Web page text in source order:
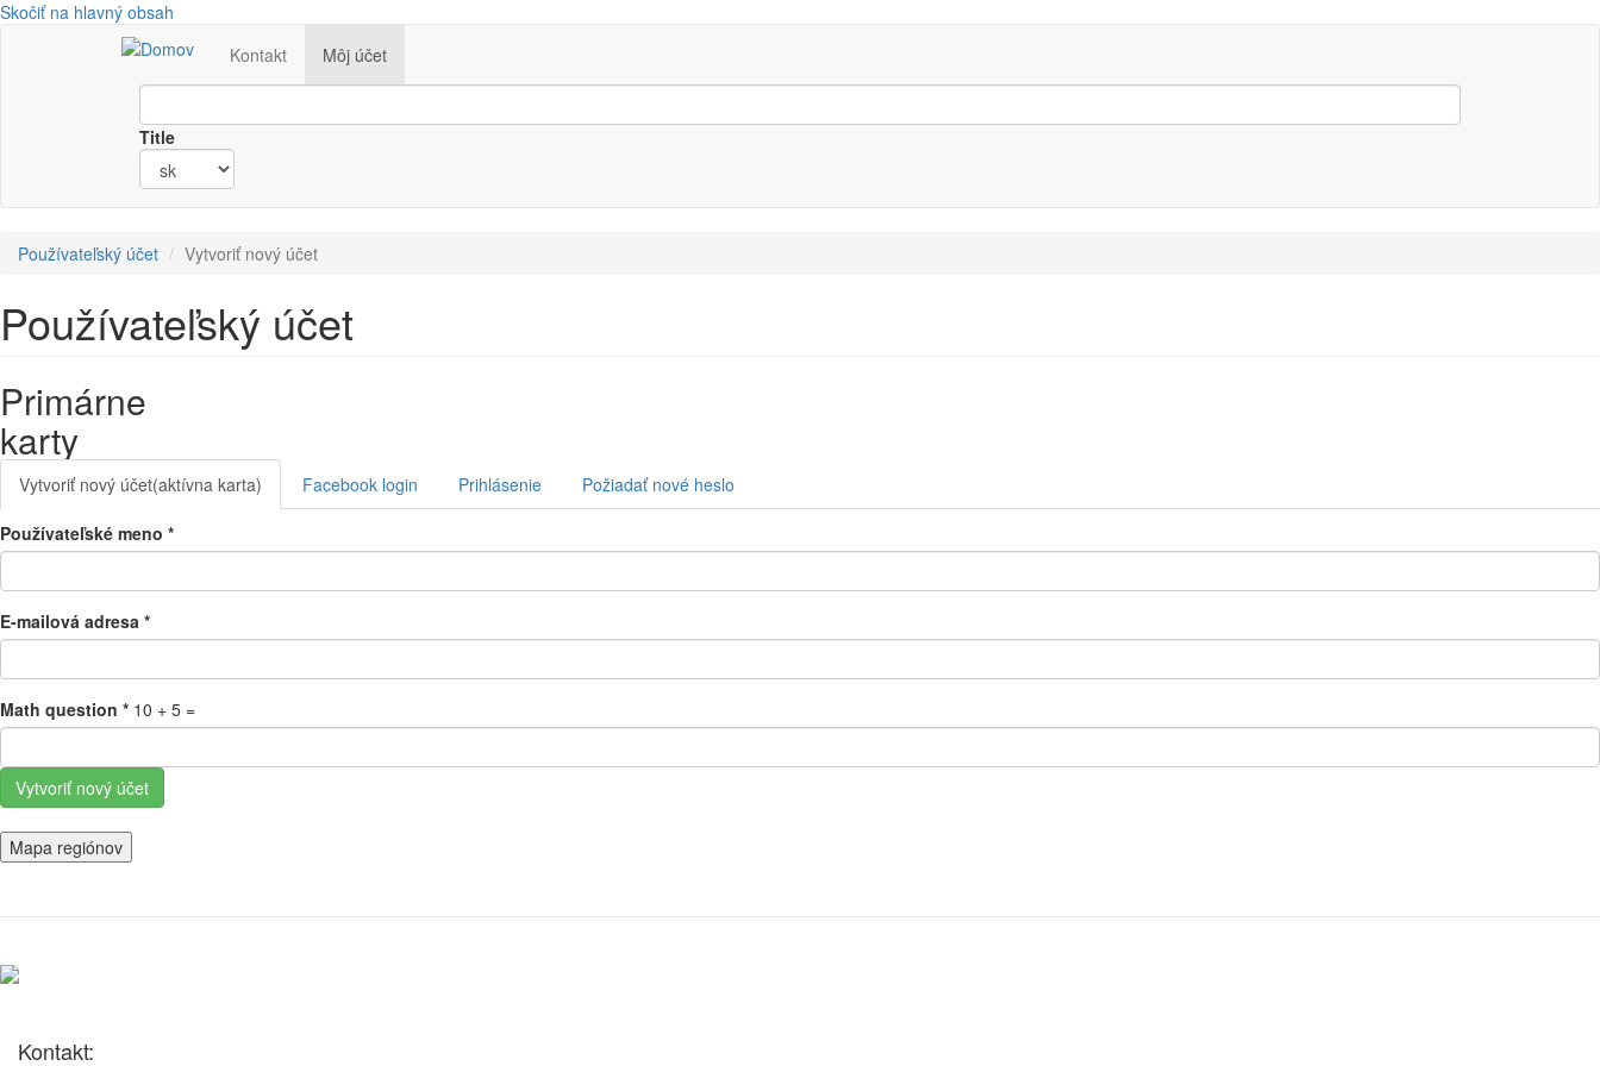
Skočiť na hlavný obsah
Kontakt
Môj účet
Title
Používateľský účet Vytvoriť nový účet
Používateľský účet
Primárne
karty
Vytvoriť nový účet(aktívna karta) Facebook login Prihlásenie Požiadať nové heslo
Používateľské meno *
E-mailová adresa *
Math question * 10 + 5 =
Vytvoriť nový účet
Mapa regiónov
Kontakt: